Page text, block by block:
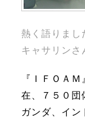
熱く語りまし
キャサリンさ
『ＩＦＯＡ
在、７５０団
ガンダ、イン